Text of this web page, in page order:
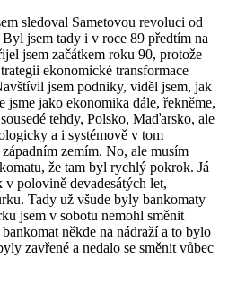
sledoval Sametovou revoluci od
jsem tady i v roce 89 předtím na
jsem začátkem roku 90, protože
ekonomické transformace
jsem podniky, viděl jsem, jak
jsme jako ekonomika dále, řekněme,
tehdy, Polsko, Maďarsko, ale
a i systémově v tom
zemím. No, ale musím
že tam byl rychlý pokrok. Já
v polovině devadesátých let,
Tady už všude byly bankomaty
jsem v sobotu nemohl směnit
někde na nádraží a to bylo
zavřené a nedalo se směnit vůbec